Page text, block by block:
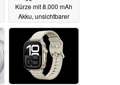
Kürze mit 8.000 mAh
Akku, unsichtbarer
Selfie-Kamera und
Lüfter 29.09.2025